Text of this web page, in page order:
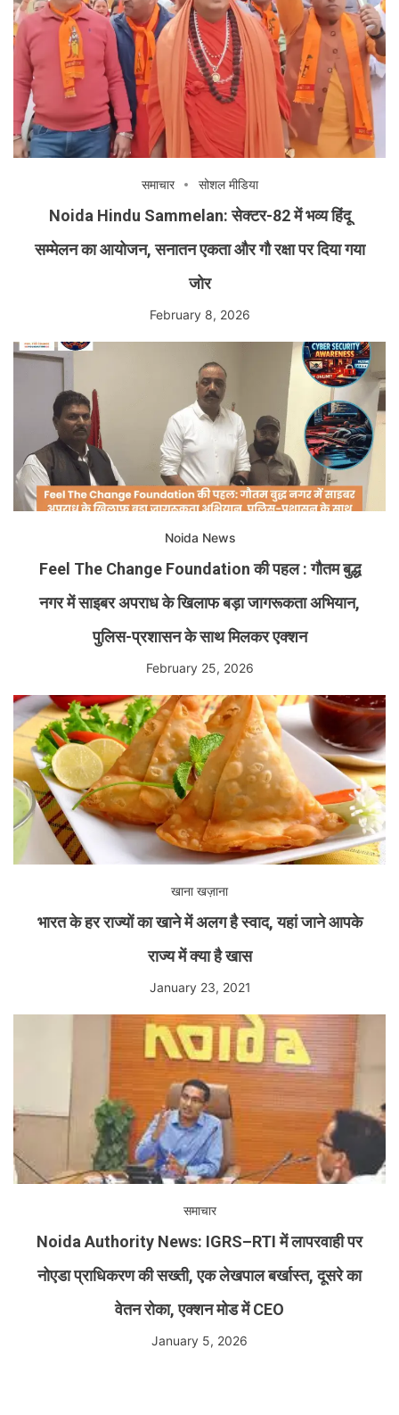
समाचार सोशल मीडिया
Noida Hindu Sammelan: सेक्टर-82 में भव्य हिंदू
सम्मेलन का आयोजन, सनातन एकता और गौ रक्षा पर दिया गया
जोर
February 8, 2026
Noida News
Feel The Change Foundation की पहल : गौतम बुद्ध
नगर में साइबर अपराध के खिलाफ बड़ा जागरूकता अभियान,
पुलिस-प्रशासन के साथ मिलकर एक्शन
February 25, 2026
खाना खज़ाना
भारत के हर राज्यों का खाने में अलग है स्वाद, यहां जाने आपके
राज्य में क्या है खास
January 23, 2021
समाचार
Noida Authority News: IGRS–RTI में लापरवाही पर
नोएडा प्राधिकरण की सख्ती, एक लेखपाल बर्खास्त, दूसरे का
वेतन रोका, एक्शन मोड में CEO
January 5, 2026